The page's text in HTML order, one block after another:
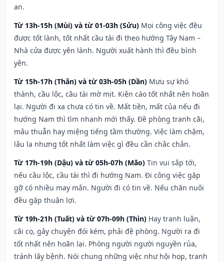
an.
Từ 13h-15h (Mùi) và từ 01-03h (Sửu) Mọi công việc đều
được tốt lành, tốt nhất cầu tài đi theo hướng Tây Nam –
Nhà cửa được yên lành. Người xuất hành thì đều bình
yên.
Từ 15h-17h (Thân) và từ 03h-05h (Dần) Mưu sự khó
thành, cầu lộc, cầu tài mờ mịt. Kiện cáo tốt nhất nên hoãn
lại. Người đi xa chưa có tin về. Mất tiền, mất của nếu đi
hướng Nam thì tìm nhanh mới thấy. Đề phòng tranh cãi,
mâu thuẫn hay miệng tiếng tầm thường. Việc làm chậm,
lâu la nhưng tốt nhất làm việc gì đều cần chắc chắn.
Từ 17h-19h (Dậu) và từ 05h-07h (Mão) Tin vui sắp tới,
nếu cầu lộc, cầu tài thì đi hướng Nam. Đi công việc gặp
gỡ có nhiều may mắn. Người đi có tin về. Nếu chăn nuôi
đều gặp thuận lợi.
Từ 19h-21h (Tuất) và từ 07h-09h (Thìn) Hay tranh luận,
cãi cọ, gây chuyện đói kém, phải đề phòng. Người ra đi
tốt nhất nên hoãn lại. Phòng người người nguyền rủa,
tránh lây bệnh. Nói chung những việc như hội họp, tranh